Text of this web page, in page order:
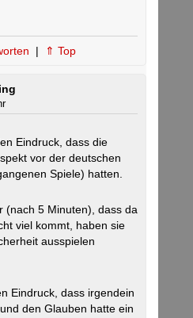
| ⇑ Top
Eindruck, dass die
vor der deutschen
Spiele) hatten.
(nach 5 Minuten), dass da
viel kommt, haben sie
ausspielen
Eindruck, dass irgendein
den Glauben hatte ein